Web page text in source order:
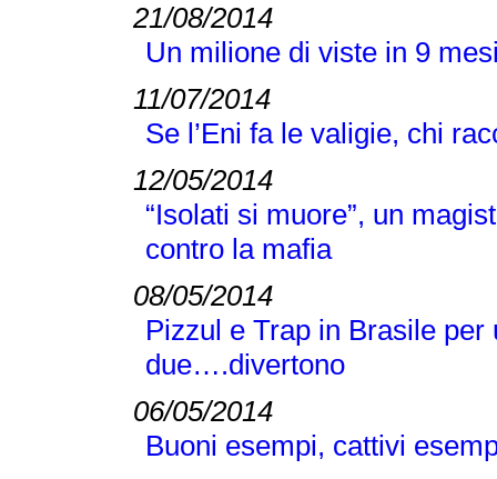
21/08/2014
Un milione di viste in 9
11/07/2014
Se l’Eni fa le valigie, chi
12/05/2014
“Isolati si muore”, un
contro la mafia
08/05/2014
Pizzul e Trap in Brasile per
due….divertono
06/05/2014
Buoni esempi, cattivi